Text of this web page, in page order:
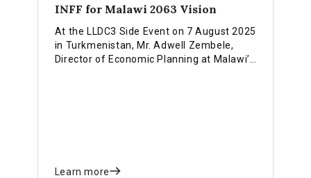
INFF for Malawi 2063 Vision
At the LLDC3 Side Event on 7 August 2025
in Turkmenistan, Mr. Adwell Zembele,
Director of Economic Planning at Malawi’s
Learn more